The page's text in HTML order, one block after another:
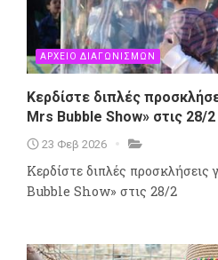
ΑΡΧΕΙΟ ΔΙΑΓΩΝΙΣΜΩΝ
Κερδίστε διπλές
Mrs Bubble Show» στις 28/2
23 Φεβ 2026
Κερδίστε διπλές
Bubble Show» στις 28/2